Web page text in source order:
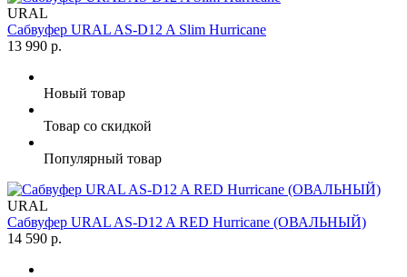
URAL
Сабвуфер URAL AS-D12 A Slim Hurricane
13 990 р.
Новый товар
Товар со скидкой
Популярный товар
URAL
Сабвуфер URAL AS-D12 A RED Hurricane (ОВАЛЬНЫЙ)
14 590 р.